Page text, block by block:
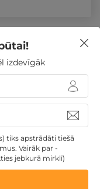
Noteikumi
izdevīgāk
tiks apstrādāti tiešā
Vairāk par -
jebkurā mirklī)